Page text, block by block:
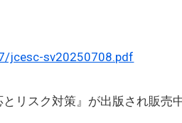
jcesc-sv20250708.pdf
スク対策』が出版され販売